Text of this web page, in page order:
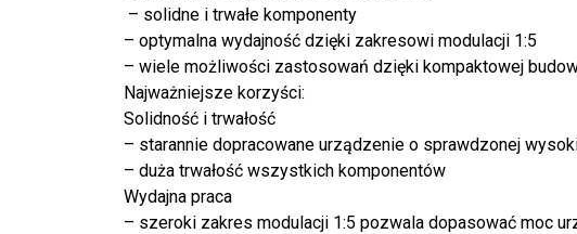
– solidne i trwałe komponenty
– optymalna wydajność dzięki zakresowi modulacji 1:5
– wiele możliwości zastosowań dzięki kompaktowej
Najważniejsze korzyści:
Solidność i trwałość
– starannie dopracowane urządzenie o sprawdzonej
– duża trwałość wszystkich komponentów
Wydajna praca
– szeroki zakres modulacji 1:5 pozwala dopasować moc